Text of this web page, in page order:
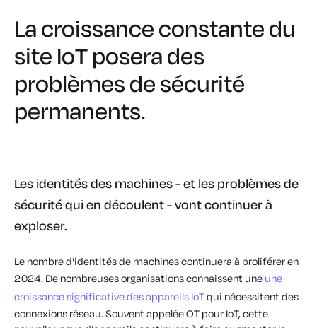
La croissance constante du
site IoT posera des
problèmes de sécurité
permanents.
Les identités des machines - et les problèmes de
sécurité qui en découlent - vont continuer à
exploser.
Le nombre d'identités de machines continuera à proliférer en
2024. De nombreuses organisations connaissent une une
croissance significative des appareils IoTqui nécessitent des
connexions réseau. Souvent appelée OT pour IoT, cette